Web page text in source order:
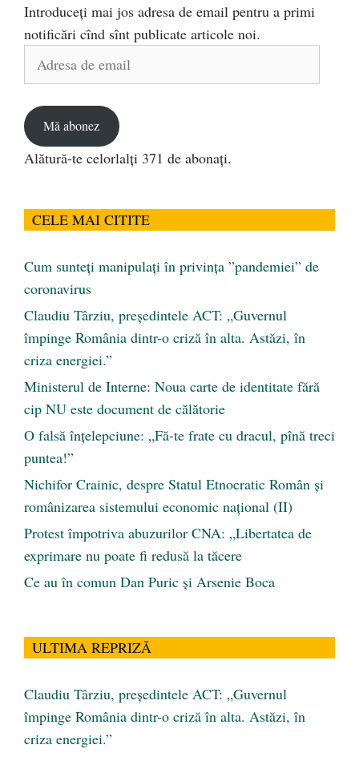
Introduceți mai jos adresa de email pentru a primi
notificări cînd sînt publicate articole noi.
Mă abonez
Alătură-te celorlalți 371 de abonați.
CELE MAI CITITE
Cum sunteți manipulați în privința ”pandemiei” de
coronavirus
Claudiu Târziu, președintele ACT: „Guvernul
împinge România dintr-o criză în alta. Astăzi, în
criza energiei.”
Ministerul de Interne: Noua carte de identitate fără
cip NU este document de călătorie
O falsă înțelepciune: „Fă-te frate cu dracul, pînă treci
puntea!”
Nichifor Crainic, despre Statul Etnocratic Român şi
românizarea sistemului economic naţional (II)
Protest împotriva abuzurilor CNA: „Libertatea de
exprimare nu poate fi redusă la tăcere
Ce au în comun Dan Puric şi Arsenie Boca
ULTIMA REPRIZĂ
Claudiu Târziu, președintele ACT: „Guvernul
împinge România dintr-o criză în alta. Astăzi, în
criza energiei.”